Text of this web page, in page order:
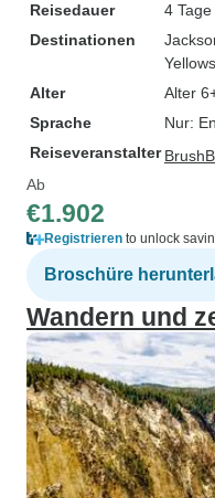
Reisedauer
4 Tage
Destinationen
Alter
Alter
Sprache
Nur:
Reiseveranstalter
Ab
€1.902
Registrieren to unlock
Broschüre
Wandern und